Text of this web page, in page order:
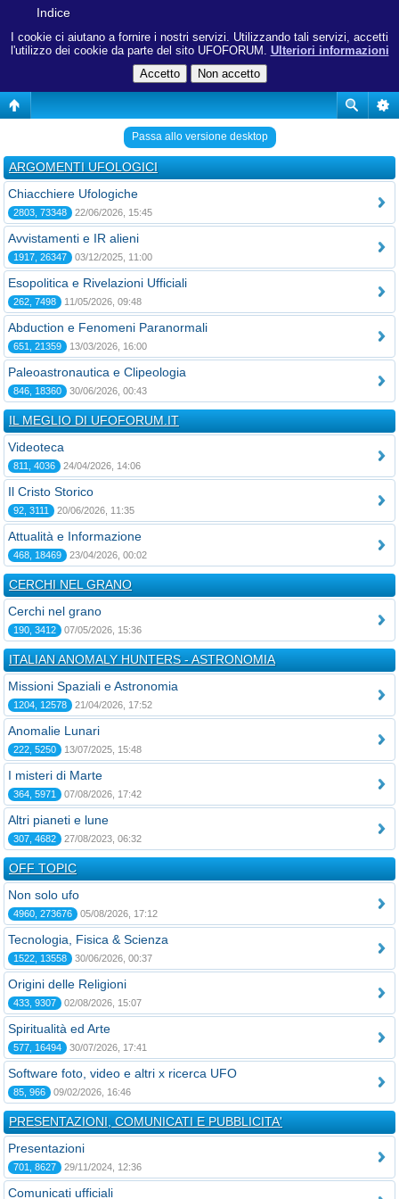
I cookie ci aiutano a fornire i nostri servizi. Utilizzando tali servizi, accetti
l'utilizzo dei cookie da parte del sito UFOFORUM. Ulteriori informazioni
Indice
Passa allo versione desktop
ARGOMENTI UFOLOGICI
Chiacchiere Ufologiche
2803, 73348 22/06/2026, 15:45
Avvistamenti e IR alieni
1917, 26347 03/12/2025, 11:00
Esopolitica e Rivelazioni Ufficiali
262, 7498 11/05/2026, 09:48
Abduction e Fenomeni Paranormali
651, 21359 13/03/2026, 16:00
Paleoastronautica e Clipeologia
846, 18360 30/06/2026, 00:43
IL MEGLIO DI UFOFORUM.IT
Videoteca
811, 4036 24/04/2026, 14:06
Il Cristo Storico
92, 3111 20/06/2026, 11:35
Attualità e Informazione
468, 18469 23/04/2026, 00:02
CERCHI NEL GRANO
Cerchi nel grano
190, 3412 07/05/2026, 15:36
ITALIAN ANOMALY HUNTERS - ASTRONOMIA
Missioni Spaziali e Astronomia
1204, 12578 21/04/2026, 17:52
Anomalie Lunari
222, 5250 13/07/2025, 15:48
I misteri di Marte
364, 5971 07/08/2026, 17:42
Altri pianeti e lune
307, 4682 27/08/2023, 06:32
OFF TOPIC
Non solo ufo
4960, 273676 05/08/2026, 17:12
Tecnologia, Fisica & Scienza
1522, 13558 30/06/2026, 00:37
Origini delle Religioni
433, 9307 02/08/2026, 15:07
Spiritualità ed Arte
577, 16494 30/07/2026, 17:41
Software foto, video e altri x ricerca UFO
85, 966 09/02/2026, 16:46
PRESENTAZIONI, COMUNICATI E PUBBLICITA'
Presentazioni
701, 8627 29/11/2024, 12:36
Comunicati ufficiali